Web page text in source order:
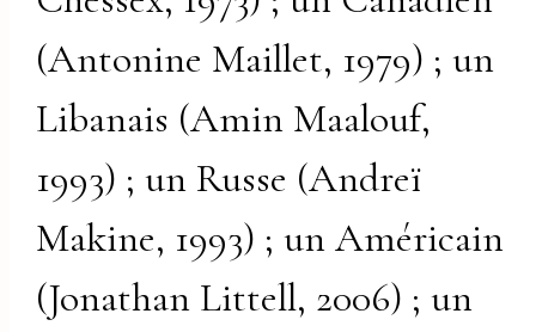
(Antonine Maillet, 1979) ; un
Libanais (Amin Maalouf,
1993) ; un Russe (Andreï
Makine, 1993) ; un Américain
(Jonathan Littell, 2006) ; un